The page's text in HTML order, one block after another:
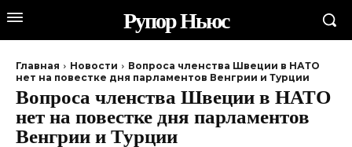
Рупор Ньюс
Главная Новости
Вопроса членства Швеции в НАТО
нет на повестке дня парламентов Венгрии и Турции
Вопроса членства Швеции в НАТО
нет на повестке дня парламентов
Венгрии и Турции